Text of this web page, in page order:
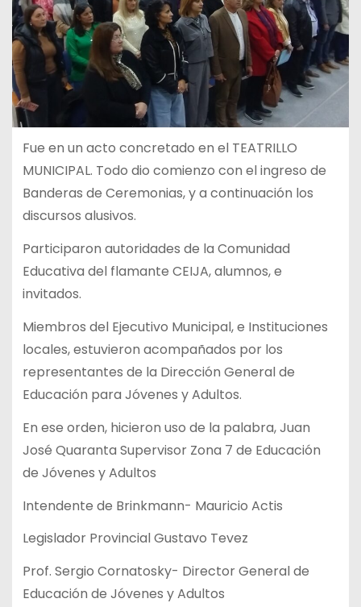
Fue en un acto concretado en el TEATRILLO
MUNICIPAL. Todo dio comienzo con el ingreso de
Banderas de Ceremonias, y a continuación los
discursos alusivos.
Participaron autoridades de la Comunidad
Educativa del flamante CEIJA, alumnos, e
invitados.
Miembros del Ejecutivo Municipal, e Instituciones
locales, estuvieron acompañados por los
representantes de la Dirección General de
Educación para Jóvenes y Adultos.
En ese orden, hicieron uso de la palabra, Juan
José Quaranta Supervisor Zona 7 de Educación
de Jóvenes y Adultos
Intendente de Brinkmann- Mauricio Actis
Legislador Provincial Gustavo Tevez
Prof. Sergio Cornatosky- Director General de
Educación de Jóvenes y Adultos